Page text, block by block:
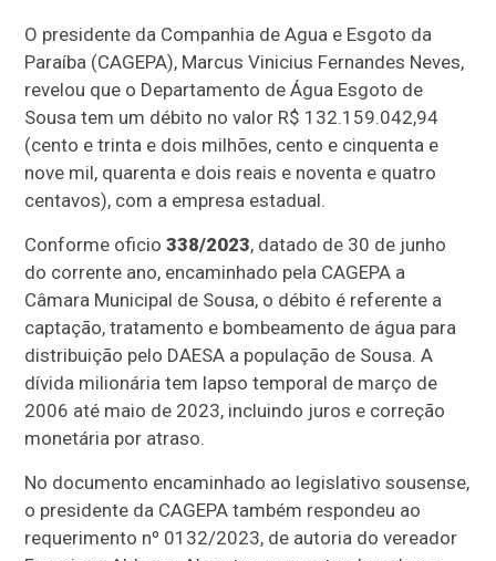
O presidente da Companhia de Agua e Esgoto da
Paraíba (CAGEPA), Marcus Vinicius Fernandes Neves,
revelou que o Departamento de Água Esgoto de
Sousa tem um débito no valor R$ 132.159.042,94
(cento e trinta e dois milhões, cento e cinquenta e
nove mil, quarenta e dois reais e noventa e quatro
centavos), com a empresa estadual.
Conforme oficio338/2023, datado de 30 de junho
do corrente ano, encaminhado pela CAGEPA a
Câmara Municipal de Sousa, o débito é referente a
captação, tratamento e bombeamento de água para
distribuição pelo DAESA a população de Sousa. A
dívida milionária tem lapso temporal de março de
2006 até maio de 2023, incluindo juros e correção
monetária por atraso.
No documento encaminhado ao legislativo sousense,
o presidente da CAGEPA também respondeu ao
requerimento nº 0132/2023, de autoria do vereador